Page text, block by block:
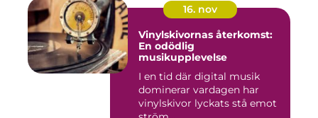
16. nov
Vinylskivornas återkomst:
En odödlig
musikupplevelse
I en tid där digital musik
dominerar vardagen har
vinylskivor lyckats stå emot